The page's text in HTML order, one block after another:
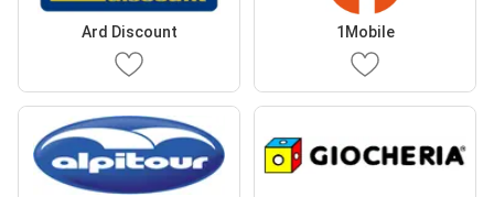
Ard Discount 1Mobile